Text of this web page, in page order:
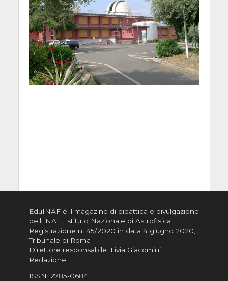
EduINAF è il magazine di didattica e divulgazione
dell'INAF, Istituto Nazionale di Astrofisica
Registrazione n. 45/2020 in data 4 giugno 2020,
Tribunale di Roma
Direttore responsabile: Livia Giacomini
Redazione
ISSN: 2785-0684